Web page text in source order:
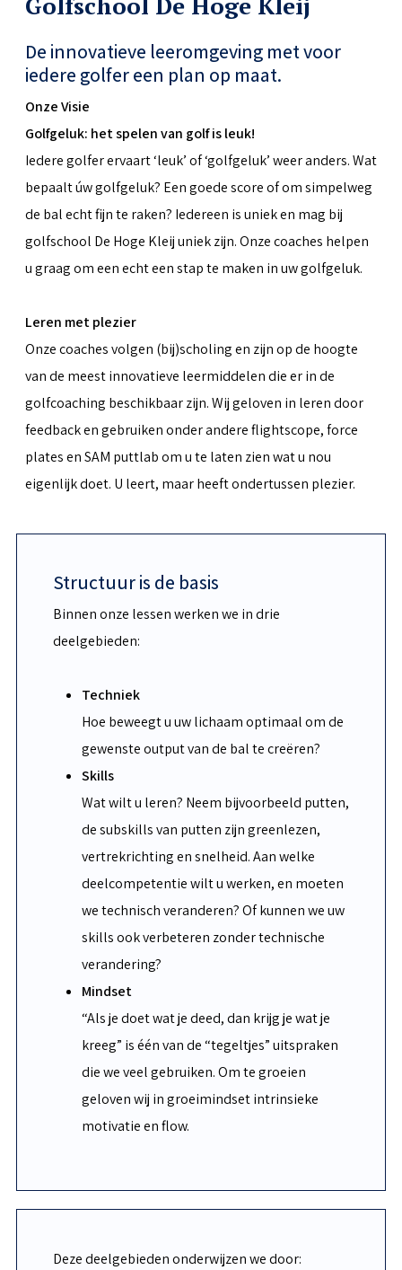
De innovatieve leeromgeving met voor
iedere golfer een plan op maat.
Onze Visie
Golfgeluk: het spelen van golf is leuk!
Iedere golfer ervaart ‘leuk’ of ‘golfgeluk’ weer anders. Wat
bepaalt úw golfgeluk? Een goede score of om simpelweg
de bal echt fijn te raken? Iedereen is uniek en mag bij
golfschool De Hoge Kleij uniek zijn. Onze coaches helpen
u graag om een echt een stap te maken in uw golfgeluk.
Leren met plezier
Onze coaches volgen (bij)scholing en zijn op de hoogte
van de meest innovatieve leermiddelen die er in de
golfcoaching beschikbaar zijn. Wij geloven in leren door
feedback en gebruiken onder andere flightscope, force
plates en SAM puttlab om u te laten zien wat u nou
eigenlijk doet. U leert, maar heeft ondertussen plezier.
Structuur is de basis
Binnen onze lessen werken we in drie
deelgebieden:
Techniek
Hoe beweegt u uw lichaam optimaal om de
gewenste output van de bal te creëren?
Skills
Wat wilt u leren? Neem bijvoorbeeld putten,
de subskills van putten zijn greenlezen,
vertrekrichting en snelheid. Aan welke
deelcompetentie wilt u werken, en moeten
we technisch veranderen? Of kunnen we uw
skills ook verbeteren zonder technische
verandering?
Mindset
“Als je doet wat je deed, dan krijg je wat je
kreeg” is één van de “tegeltjes” uitspraken
die we veel gebruiken. Om te groeien
geloven wij in groeimindset intrinsieke
motivatie en flow.
Deze deelgebieden onderwijzen we door: